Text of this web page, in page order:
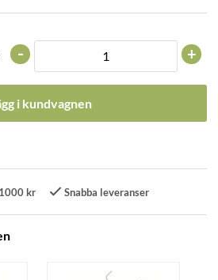
+
-
i kundvagnen
kr Snabba leveranser